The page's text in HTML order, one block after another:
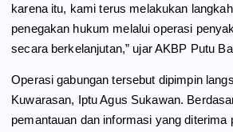
karena itu, kami terus melakukan
penegakan hukum melalui operasi
secara berkelanjutan,” ujar AKBP Putu
Operasi gabungan tersebut dipimpin
Kuwarasan, Iptu Agus Sukawan.
pemantauan dan informasi yang diterima